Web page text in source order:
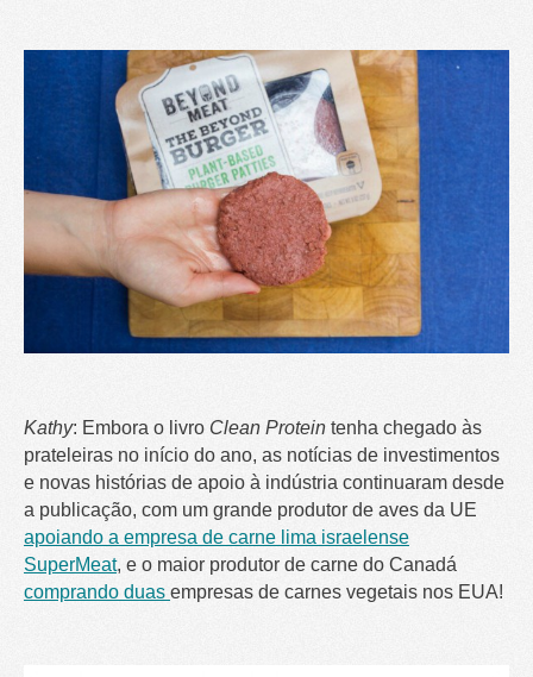
Kathy: Embora o livro Clean Protein tenha chegado às
prateleiras no início do ano, as notícias de investimentos
e novas histórias de apoio à indústria continuaram desde
a publicação, com um grande produtor de aves da UE
apoiando a empresa de carne lima israelense
SuperMeat, e o maior produtor de carne do Canadá
comprando duas empresas de carnes vegetais nos EUA!